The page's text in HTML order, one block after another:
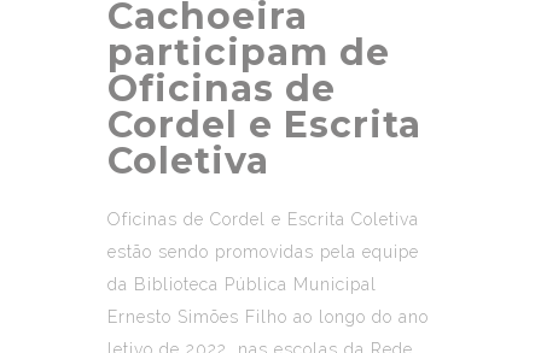
Cachoeira
participam de
Oficinas de
Cordel e Escrita
Coletiva
Oficinas de Cordel e Escrita Coletiva
estão sendo promovidas pela equipe
da Biblioteca Pública Municipal
Ernesto Simões Filho ao longo do ano
letivo de 2022, nas escolas da Rede